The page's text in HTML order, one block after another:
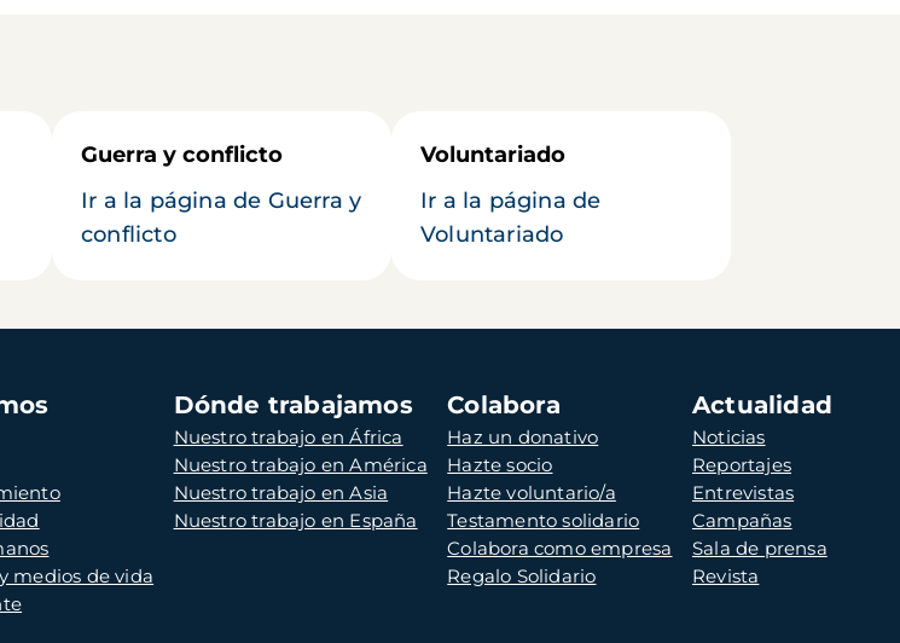
Guerra y conflicto
Ir a la página de Guerra y
conflicto
Voluntariado
Ir a la página de
Voluntariado
medios de vida
Dónde trabajamos
Nuestro trabajo en África
Nuestro trabajo en América
Nuestro trabajo en Asia
Nuestro trabajo en España
Colabora
Haz un donativo
Hazte socio
Hazte voluntario/a
Testamento solidario
Colabora como empresa
Regalo Solidario
Actualidad
Noticias
Reportajes
Entrevistas
Campañas
Sala de prensa
Revista